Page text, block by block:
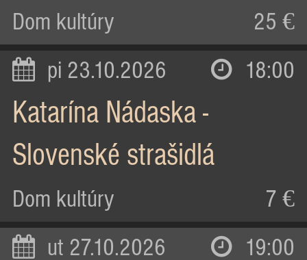
Dom kultúry 25 €
pi 23.10.2026 18:00
Katarína Nádaska -
Slovenské strašidlá
Dom kultúry 7 €
ut 27.10.2026 19:00